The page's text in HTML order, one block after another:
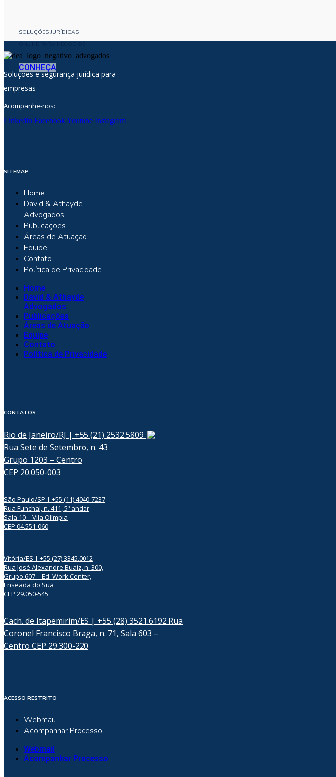
SOLUÇÕES JURÍDICAS
CONHEÇA
Soluções e segurança jurídica para
empresas
Acompanhe-nos:
Linkedin FacebookYoutube Instagram
SITEMAP
Home
David & Athayde
Advogados
Publicações
Áreas de Atuação
Equipe
Contato
Política de Privacidade
Home
David & Athayde
Advogados
Publicações
Áreas de Atuação
Equipe
Contato
Política de Privacidade
CONTATOS
Rio de Janeiro/RJ | +55 (21) 2532.5809
Rua Sete de Setembro, n. 43
Grupo 1203 – Centro
CEP 20.050-003
São Paulo/SP | +55 (11) 4040-7237
Rua Funchal, n. 411, 5º andar
Sala 10 – Vila Olímpia
CEP 04.551-060
Vitória/ES | +55 (27) 3345.0012
Rua José Alexandre Buaiz, n. 300,
Grupo 607 – Ed. Work Center,
Enseada do Suá
CEP 29.050-545
Cach. de Itapemirim/ES | +55 (28) 3521.6192 Rua
Coronel Francisco Braga, n. 71, Sala 603 –
Centro CEP 29.300-220
ACESSO RESTRITO
Webmail
Acompanhar Processo
Webmail
Acompanhar Processo